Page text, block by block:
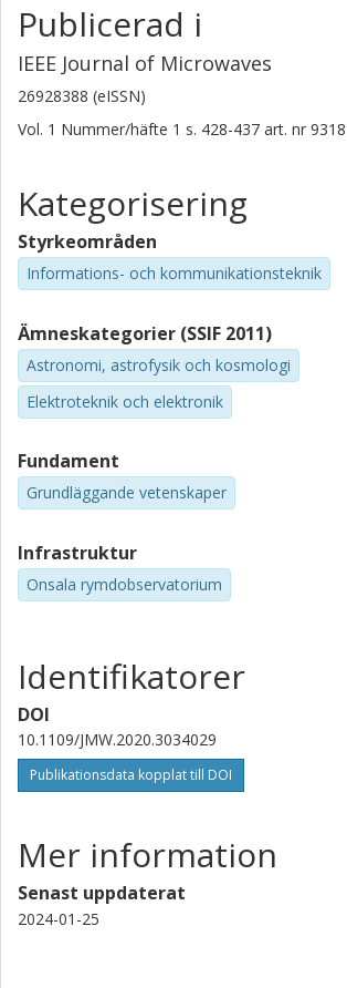
Adriaan Peens-Hough
South African Radio Astronomy Observatory
Jamie Leech
University of Oxford
University of Oxford
Angela C. Taylor
University of Oxford
Robert E. J. Watkins
University of Oxford
Lei Liu
Andre Hector
University of Oxford
Biao Du
Joint Laboratory for Radio Astronomy
Research Institute of CETC
Joint Laboratory for Radio Astronomy
Publicerad i
IEEE Journal of Microwaves
26928388 (eISSN)
Vol. 1 Nummer/häfte 1 s. 428-437 art. nr
Kategorisering
Styrkeområden
Informations- och kommunikationsteknik
Ämneskategorier (SSIF 2011)
Astronomi, astrofysik och kosmologi
Elektroteknik och elektronik
Fundament
Grundläggande vetenskaper
Infrastruktur
Onsala rymdobservatorium
Identifikatorer
DOI
10.1109/JMW.2020.3034029
Publikationsdata kopplat till DOI
Mer information
Senast uppdaterat
2024-01-25